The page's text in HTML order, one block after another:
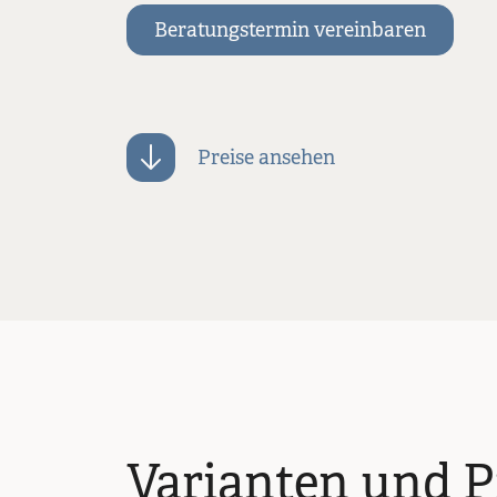
Beratungstermin vereinbaren
Preise ansehen
Varianten und